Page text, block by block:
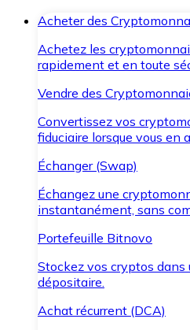
Acheter des
Achetez les
rapidement et en toute
Vendre des
Convertissez vos
fiduciaire lorsque vous en
Échanger (Swap)
Échangez une
instantanément, sans
Portefeuille Bitnovo
Stockez vos cryptos
dépositaire.
Achat récurrent (DCA)